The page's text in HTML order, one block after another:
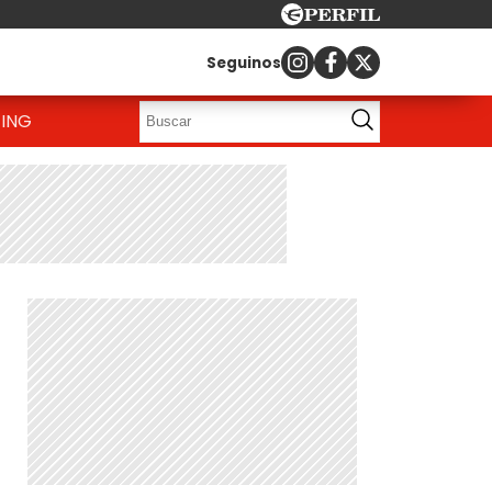
Seguinos